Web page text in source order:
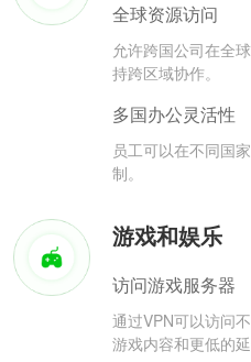
全球资源访问
允许跨国公司在全
持跨区域协作。
多国办公灵活性
员工可以在不同国
制。
游戏和娱乐
访问游戏服务器
通过VPN可以访问
游戏内容和更低的延